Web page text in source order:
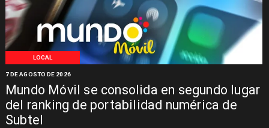
LOCAL
Mundo Móvil se consolida en segundo lugar
del ranking de portabilidad numérica de
Subtel
7 DE AGOSTO DE 2026